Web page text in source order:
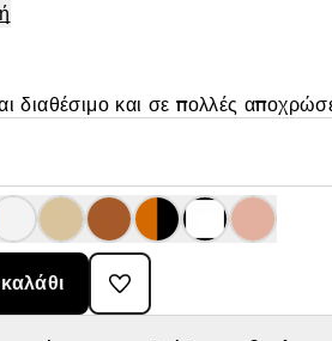
διαθέσιμο και σε πολλές